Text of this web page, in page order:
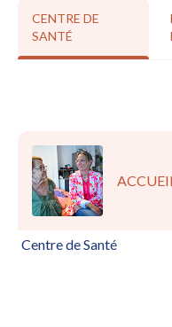
CENTRE DE
SANTÉ
Centre de Santé
Hôpital de prévention et
Chaumont-en-Vexin
Hôpital de prévention et